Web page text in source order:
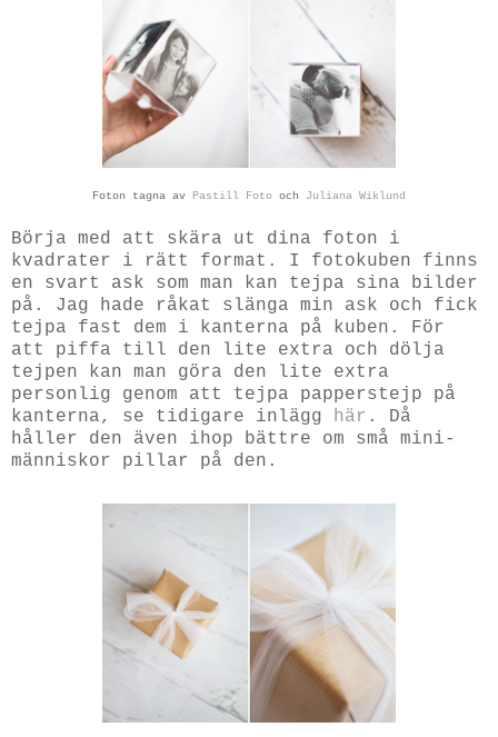
Foton tagna av Pastill Foto och Juliana Wiklund
Börja med att skära ut dina foton i
kvadrater i rätt format. I fotokuben finns
en svart ask som man kan tejpa sina bilder
på. Jag hade råkat slänga min ask och fick
tejpa fast dem i kanterna på kuben. För
att piffa till den lite extra och dölja
tejpen kan man göra den lite extra
personlig genom att tejpa papperstejp på
kanterna, se tidigare inlägg här . Då
håller den även ihop bättre om små mini-
människor pillar på den.